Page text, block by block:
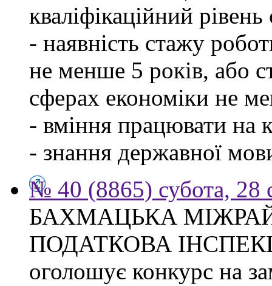
кваліфікаційний рівень
- наявність стажу
не менше 5 років, або
сферах економіки не
- вміння працювати на
- знання державної
№ 40 (8865) субота, 28
БАХМАЦЬКА
ПОДАТКОВА
оголошує конкурс на